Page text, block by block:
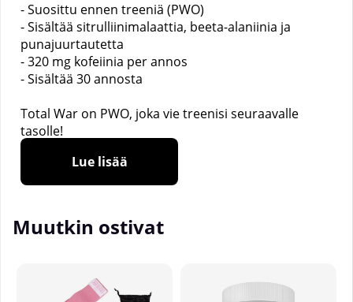
- Suosittu ennen treeniä (PWO)
- Sisältää sitrulliinimalaattia, beeta-alaniinia ja
punajuurtautetta
- 320 mg kofeiinia per annos
- Sisältää 30 annosta
Total War on PWO, joka vie treenisi seuraavalle
tasolle!
Harkittu ja tehokas stimulanttien yhdistelmä auttaa
sinua viemään harjoituksesi seuraavalle tasolle.
Stimulanttien lisäksi siinä on runsaasti sitrulliinia ja
_______________
Annoksen koko:
Lue lisää
Muutkin ostivat